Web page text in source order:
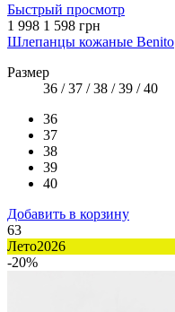
Быстрый просмотр
1 998 1 598 грн
Шлепанцы кожаные Benito
Размер
36 / 37 / 38 / 39 / 40
36
37
38
39
40
Добавить в корзину
63
Лето2026
-20%